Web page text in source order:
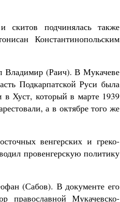
скитов подчинялась также
Константинопольским
Владимир (Раич). В Мукачеве
Подкарпатской Руси была
в Хуст, который в марте 1939
а в октябре того же
венгерских и греко-
провенгерскую политику
(Сабов). В документе его
православной Мукачевско-